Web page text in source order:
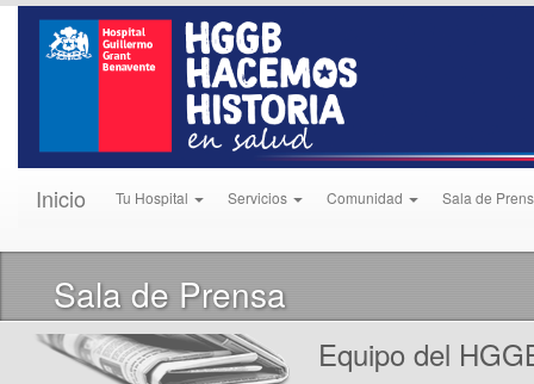
Inicio Tu Hospital Servicios Comunidad Sala de
Sala de Prensa
Equipo del